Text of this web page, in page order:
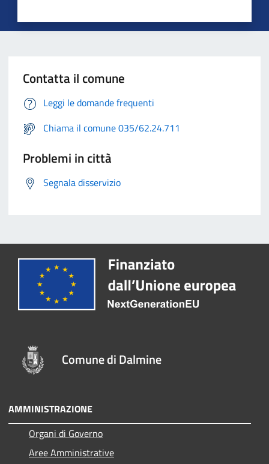
Contatta il comune
Leggi le domande frequenti
Chiama il comune 035/62.24.711
Problemi in città
Segnala disservizio
Comune di Dalmine
AMMINISTRAZIONE
Organi di Governo
Aree Amministrative